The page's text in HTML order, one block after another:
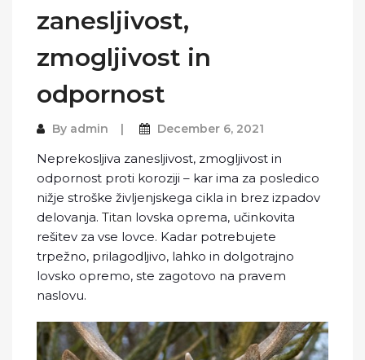
zanesljivost,
zmogljivost in
odpornost
By admin December 6, 2021
Neprekosljiva zanesljivost, zmogljivost in
odpornost proti koroziji – kar ima za posledico
nižje stroške življenjskega cikla in brez izpadov
delovanja. Titan lovska oprema, učinkovita
rešitev za vse lovce. Kadar potrebujete
trpežno, prilagodljivo, lahko in dolgotrajno
lovsko opremo, ste zagotovo na pravem
naslovu.